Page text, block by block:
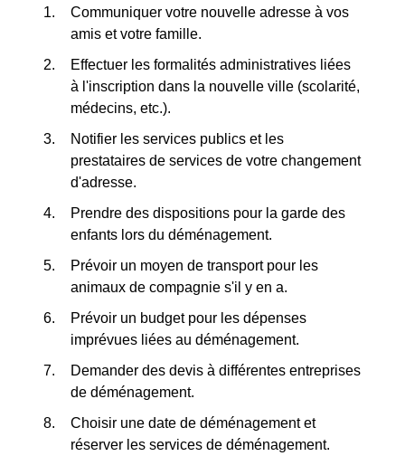
Communiquer votre nouvelle adresse à vos
amis et votre famille.
Effectuer les formalités administratives liées
à l'inscription dans la nouvelle ville (scolarité,
médecins, etc.).
Notifier les services publics et les
prestataires de services de votre changement
d'adresse.
Prendre des dispositions pour la garde des
enfants lors du déménagement.
Prévoir un moyen de transport pour les
animaux de compagnie s'il y en a.
Prévoir un budget pour les dépenses
imprévues liées au déménagement.
Demander des devis à différentes entreprises
de déménagement.
Choisir une date de déménagement et
réserver les services de déménagement.